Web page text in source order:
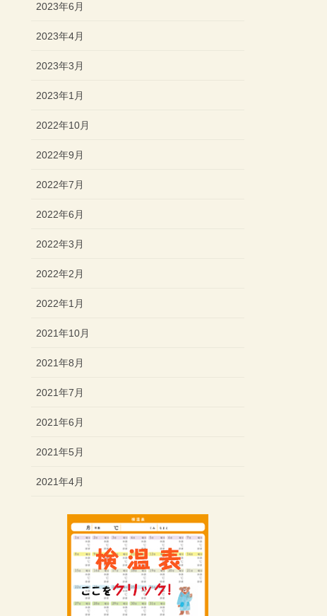
2023年6月
2023年4月
2023年3月
2023年1月
2022年10月
2022年9月
2022年7月
2022年6月
2022年3月
2022年2月
2022年1月
2021年10月
2021年8月
2021年7月
2021年6月
2021年5月
2021年4月